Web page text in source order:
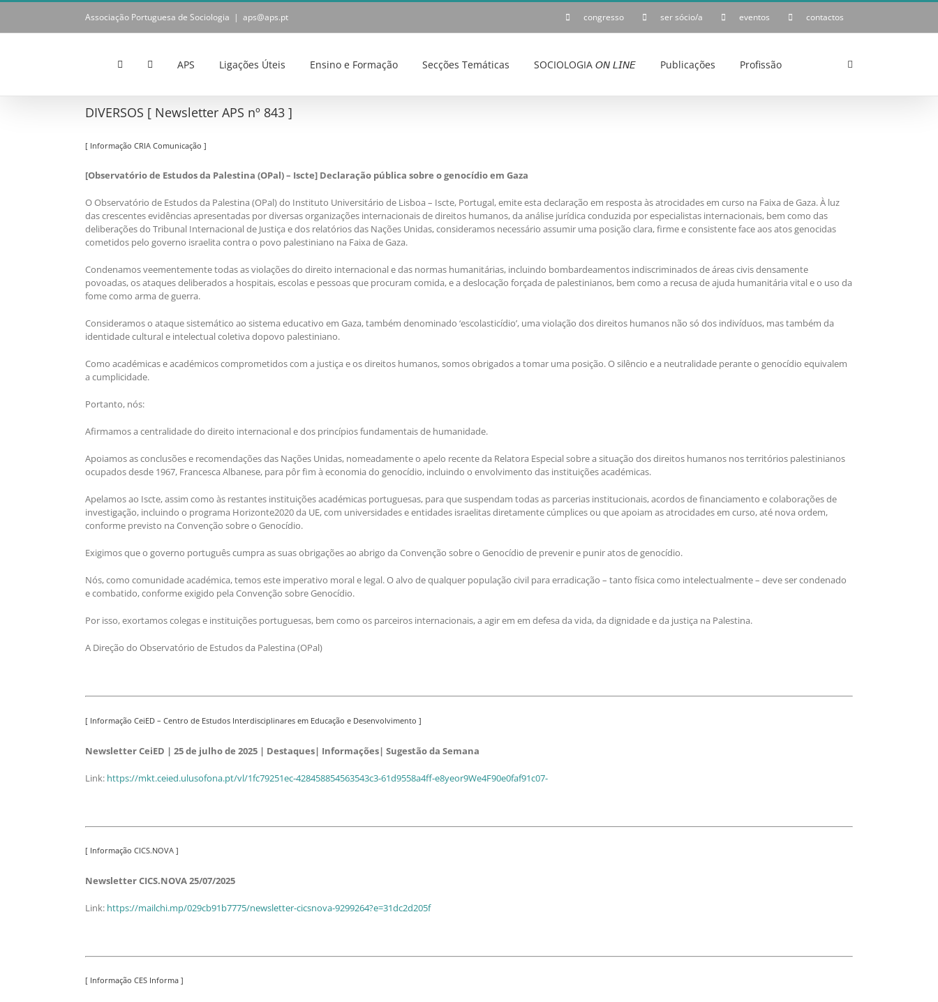
Skip
content
Associação Portuguesa de Sociologia | aps@aps.pt congresso ser sócio/a eventos contactos
APS Ligações Úteis Ensino e Formação Secções Temáticas SOCIOLOGIA 𝘖𝘕 𝘓𝘐𝘕𝘌 Publicações Profissão
DIVERSOS [ Newsletter APS nº 843 ]
[ Informação CRIA Comunicação ]
[Observatório de Estudos da Palestina (OPal) – Iscte] Declaração pública sobre o genocídio em Gaza
O Observatório de Estudos da Palestina (OPal) do Instituto Universitário de Lisboa – Iscte, Portugal, emite esta declaração em resposta às atrocidades em curso na Faixa de Gaza. À luz
das crescentes evidências apresentadas por diversas organizações internacionais de direitos humanos, da análise jurídica conduzida por especialistas internacionais, bem como das
deliberações do Tribunal Internacional de Justiça e dos relatórios das Nações Unidas, consideramos necessário assumir uma posição clara, firme e consistente face aos atos genocidas
cometidos pelo governo israelita contra o povo palestiniano na Faixa de Gaza.
Condenamos veementemente todas as violações do direito internacional e das normas humanitárias, incluindo bombardeamentos indiscriminados de áreas civis densamente
povoadas, os ataques deliberados a hospitais, escolas e pessoas que procuram comida, e a deslocação forçada de palestinianos, bem como a recusa de ajuda humanitária vital e o uso da
fome como arma de guerra.
Consideramos o ataque sistemático ao sistema educativo em Gaza, também denominado ‘escolasticídio’, uma violação dos direitos humanos não só dos indivíduos, mas também da
identidade cultural e intelectual coletiva dopovo palestiniano.
Como académicas e académicos comprometidos com a justiça e os direitos humanos, somos obrigados a tomar uma posição. O silêncio e a neutralidade perante o genocídio equivalem
a cumplicidade.
Portanto, nós:
Afirmamos a centralidade do direito internacional e dos princípios fundamentais de humanidade.
Apoiamos as conclusões e recomendações das Nações Unidas, nomeadamente o apelo recente da Relatora Especial sobre a situação dos direitos humanos nos territórios palestinianos
ocupados desde 1967, Francesca Albanese, para pôr fim à economia do genocídio, incluindo o envolvimento das instituições académicas.
Apelamos ao Iscte, assim como às restantes instituições académicas portuguesas, para que suspendam todas as parcerias institucionais, acordos de financiamento e colaborações de
investigação, incluindo o programa Horizonte2020 da UE, com universidades e entidades israelitas diretamente cúmplices ou que apoiam as atrocidades em curso, até nova ordem,
conforme previsto na Convenção sobre o Genocídio.
Exigimos que o governo português cumpra as suas obrigações ao abrigo da Convenção sobre o Genocídio de prevenir e punir atos de genocídio.
Nós, como comunidade académica, temos este imperativo moral e legal. O alvo de qualquer população civil para erradicação – tanto física como intelectualmente – deve ser condenado
e combatido, conforme exigido pela Convenção sobre Genocídio.
Por isso, exortamos colegas e instituições portuguesas, bem como os parceiros internacionais, a agir em em defesa da vida, da dignidade e da justiça na Palestina.
A Direção do Observatório de Estudos da Palestina (OPal)
[ Informação CeiED – Centro de Estudos Interdisciplinares em Educação e Desenvolvimento ]
Newsletter CeiED | 25 de julho de 2025 | Destaques| Informações| Sugestão da Semana
Link: https://mkt.ceied.ulusofona.pt/vl/1fc79251ec-428458854563543c3-61d9558a4ff-e8yeor9We4F90e0faf91c07-
[ Informação CICS.NOVA ]
Newsletter CICS.NOVA 25/07/2025
Link: https://mailchi.mp/029cb91b7775/newsletter-cicsnova-9299264?e=31dc2d205f
[ Informação CES Informa ]